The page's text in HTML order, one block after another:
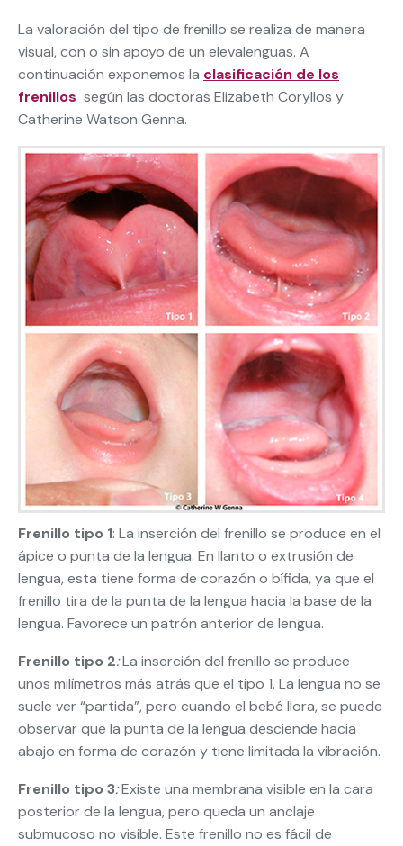
La valoración del tipo de frenillo se realiza de manera
visual, con o sin apoyo de un elevalenguas. A
continuación exponemos la clasificación de los
frenillos según las doctoras Elizabeth Coryllos y
Catherine Watson Genna.
Frenillo tipo 1: La inserción del frenillo se produce en el
ápice o punta de la lengua. En llanto o extrusión de
lengua, esta tiene forma de corazón o bífida, ya que el
frenillo tira de la punta de la lengua hacia la base de la
lengua. Favorece un patrón anterior de lengua.
Frenillo tipo 2:La inserción del frenillo se produce
unos milímetros más atrás que el tipo 1. La lengua no se
suele ver “partida”, pero cuando el bebé llora, se puede
observar que la punta de la lengua desciende hacia
abajo en forma de corazón y tiene limitada la vibración.
Frenillo tipo 3:Existe una membrana visible en la cara
posterior de la lengua, pero queda un anclaje
submucoso no visible. Este frenillo no es fácil de